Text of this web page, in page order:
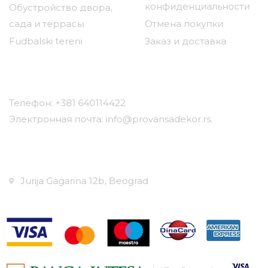
Обустройство двора,
сада и террасы
Fudbalski tereni
конфиденциальности
Отмена покупки
Заказ и доставка
Телефон: +381 640114422
Электронная почта: info@provansadekor.rs.
Jurija Gagarina 12b, Beograd